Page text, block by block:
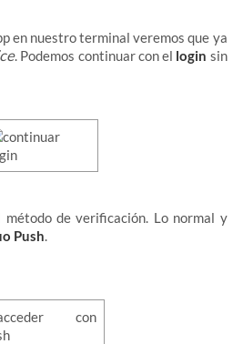
en nuestro terminal veremos que ya
. Podemos continuar con el login sin
método de verificación. Lo normal y
Push.